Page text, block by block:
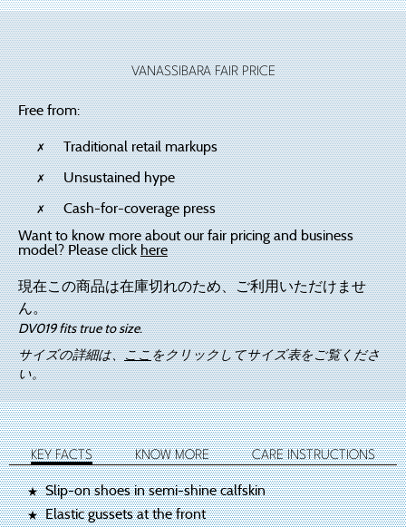
VANASSIBARA FAIR PRICE
Free from:
Traditional retail markups
Unsustained hype
Cash-for-coverage press
Want to know more about our fair pricing and business
model? Please clickhere
現在この商品は在庫切れのため、ご利用いただけませ
ん。
DV019 fits true to size.
サイズの詳細は、ここをクリックしてサイズ表をご覧くださ
い。
KEY FACTS KNOW MORE CARE INSTRUCTIONS
Slip-on shoes in semi-shine calfskin
Elastic gussets at the front